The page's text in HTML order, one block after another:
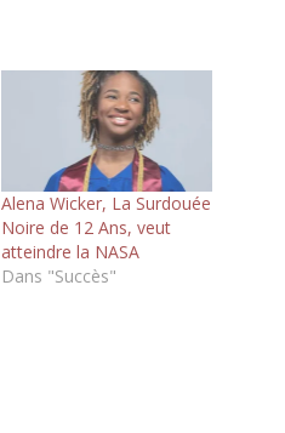
Alena Wicker, La Surdouée
Noire de 12 Ans, veut
atteindre la NASA
Dans "Succès"